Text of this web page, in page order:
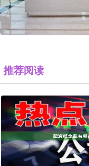
推荐阅读